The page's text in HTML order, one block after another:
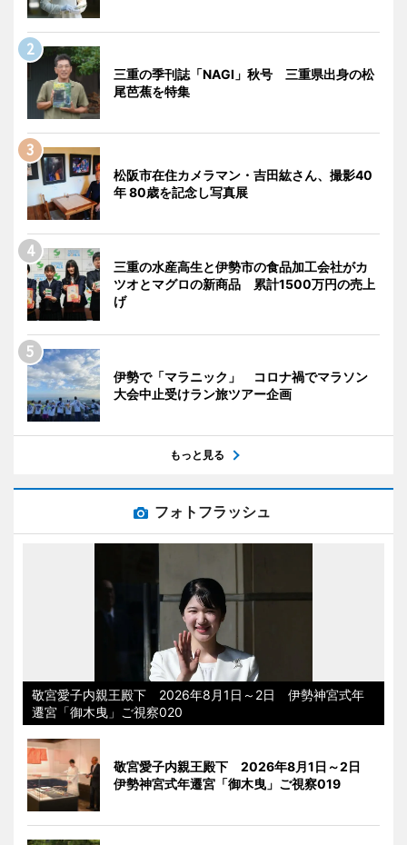
三重の季刊誌「NAGI」秋号 三重県出身の松
尾芭蕉を特集
松阪市在住カメラマン・吉田紘さん、撮影40
年 80歳を記念し写真展
三重の水産高生と伊勢市の食品加工会社がカ
ツオとマグロの新商品 累計1500万円の売上
げ
伊勢で「マラニック」 コロナ禍でマラソン
大会中止受けラン旅ツアー企画
もっと見る
フォトフラッシュ
敬宮愛子内親王殿下 2026年8月1日～2日 伊勢神宮式年
遷宮「御木曳」ご視察020
敬宮愛子内親王殿下 2026年8月1日～2日
伊勢神宮式年遷宮「御木曳」ご視察019